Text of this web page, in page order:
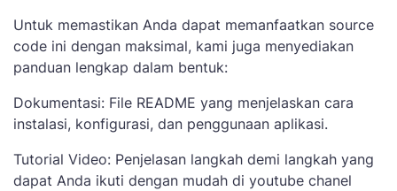
Untuk memastikan Anda dapat memanfaatkan source
code ini dengan maksimal, kami juga menyediakan
panduan lengkap dalam bentuk:
Dokumentasi: File README yang menjelaskan cara
instalasi, konfigurasi, dan penggunaan aplikasi.
Tutorial Video: Penjelasan langkah demi langkah yang
dapat Anda ikuti dengan mudah di youtube chanel